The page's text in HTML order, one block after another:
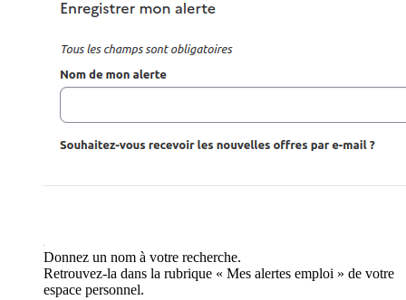
Donnez un nom à votre recherche.
Retrouvez-la dans la rubrique « Mes alertes emploi » de votre
espace personnel.